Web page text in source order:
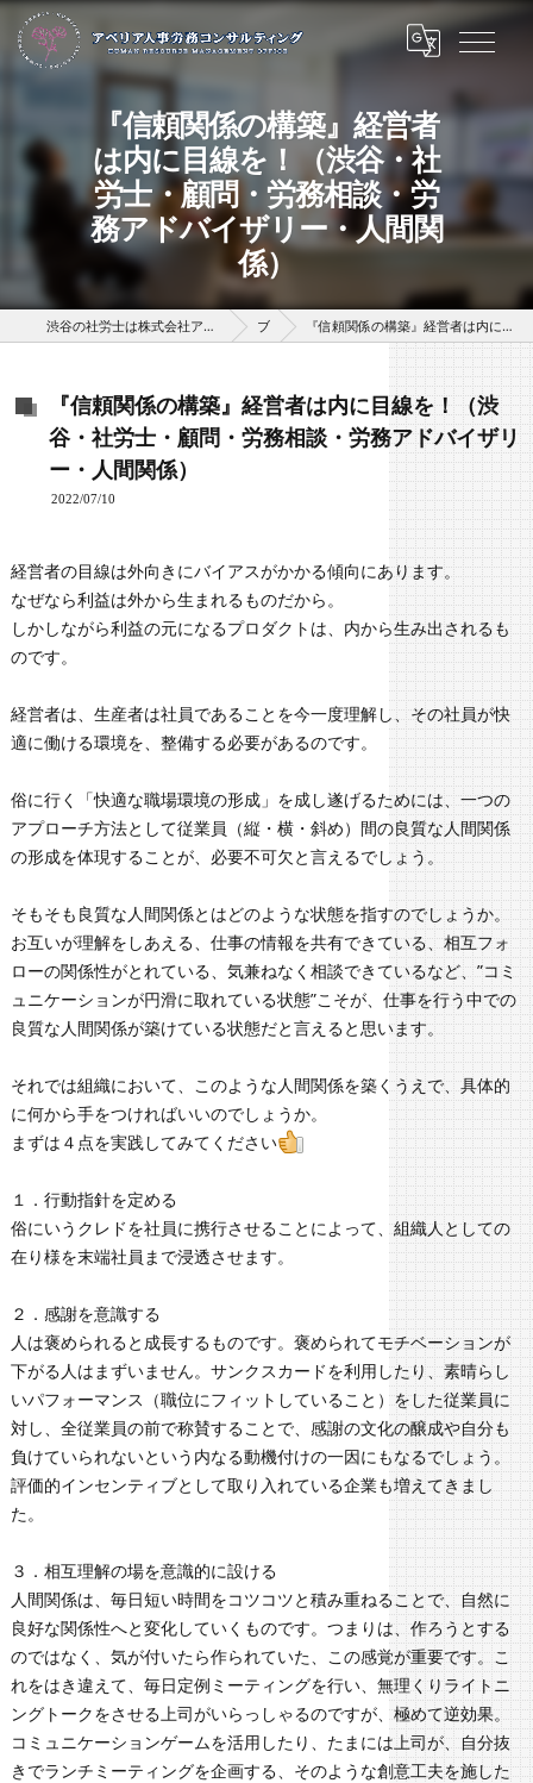
『信頼関係の構築』経営者
は内に目線を！（渋谷・社
労士・顧問・労務相談・労
務アドバイザリー・人間関
係）
渋谷の社労士は株式会社アベリアHRパートナーズ（アベリア人事労務コンサルティング） ブログ 『信頼関係の構築』経営者は内に目線を！（渋谷・社労士・顧問・労務相談・労務アドバイザリー・人間関係）
『信頼関係の構築』経営者は内に目線を！（渋
谷・社労士・顧問・労務相談・労務アドバイザリ
ー・人間関係）
2022/07/10
経営者の目線は外向きにバイアスがかかる傾向にあります。
なぜなら利益は外から生まれるものだから。
しかしながら利益の元になるプロダクトは、内から生み出されるも
のです。
経営者は、生産者は社員であることを今一度理解し、その社員が快
適に働ける環境を、整備する必要があるのです。
俗に行く「快適な職場環境の形成」を成し遂げるためには、一つの
アプローチ方法として従業員（縦・横・斜め）間の良質な人間関係
の形成を体現することが、必要不可欠と言えるでしょう。
そもそも良質な人間関係とはどのような状態を指すのでしょうか。
お互いが理解をしあえる、仕事の情報を共有できている、相互フォ
ローの関係性がとれている、気兼ねなく相談できているなど、”コミ
ュニケーションが円滑に取れている状態”こそが、仕事を行う中での
良質な人間関係が築けている状態だと言えると思います。
それでは組織において、このような人間関係を築くうえで、具体的
に何から手をつければいいのでしょうか。
まずは４点を実践してみてください
１．行動指針を定める
俗にいうクレドを社員に携行させることによって、組織人としての
在り様を末端社員まで浸透させます。
２．感謝を意識する
人は褒められると成長するものです。褒められてモチベーションが
下がる人はまずいません。サンクスカードを利用したり、素晴らし
いパフォーマンス（職位にフィットしていること）をした従業員に
対し、全従業員の前で称賛することで、感謝の文化の醸成や自分も
負けていられないという内なる動機付けの一因にもなるでしょう。
評価的インセンティブとして取り入れている企業も増えてきまし
た。
３．相互理解の場を意識的に設ける
人間関係は、毎日短い時間をコツコツと積み重ねることで、自然に
良好な関係性へと変化していくものです。つまりは、作ろうとする
のではなく、気が付いたら作られていた、この感覚が重要です。こ
れをはき違えて、毎日定例ミーティングを行い、無理くりライトニ
ングトークをさせる上司がいらっしゃるのですが、極めて逆効果。
コミュニケーションゲームを活用したり、たまには上司が、自分抜
きでランチミーティングを企画する、そのような創意工夫を施した